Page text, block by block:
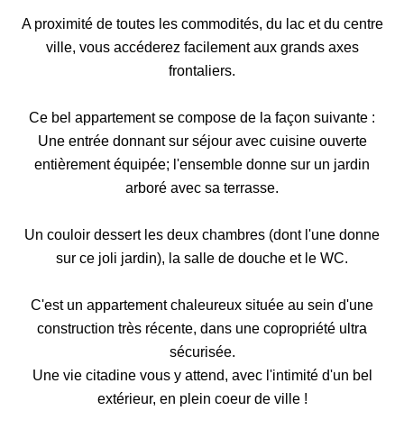
A proximité de toutes les commodités, du lac et du centre
ville, vous accéderez facilement aux grands axes
frontaliers.
Ce bel appartement se compose de la façon suivante :
Une entrée donnant sur séjour avec cuisine ouverte
entièrement équipée; l'ensemble donne sur un jardin
arboré avec sa terrasse.
Un couloir dessert les deux chambres (dont l'une donne
sur ce joli jardin), la salle de douche et le WC.
C'est un appartement chaleureux située au sein d'une
construction très récente, dans une copropriété ultra
sécurisée.
Une vie citadine vous y attend, avec l'intimité d'un bel
extérieur, en plein coeur de ville !